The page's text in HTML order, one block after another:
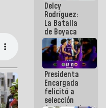
Delcy
Rodríguez:
La Batalla
de Boyaca
representa
un capítulo
decisivo en
la gesta
emancipadora
de nuestra
América
Presidenta
Encargada
felicitó a
selección